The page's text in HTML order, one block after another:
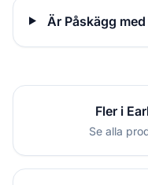
Är Påskägg
Fler i
Se alla